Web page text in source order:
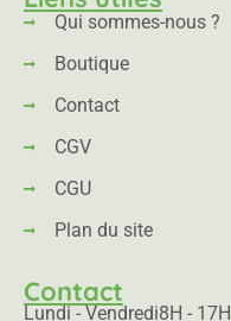
Qui sommes-nous ?
Boutique
Contact
CGV
CGU
Plan du site
Contact
Lundi - Vendredi8H - 17H